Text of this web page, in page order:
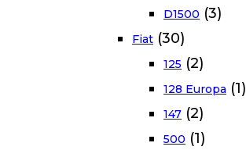
D1500 (3)
Fiat (30)
125 (2)
128 Europa (1)
147 (2)
500 (1)